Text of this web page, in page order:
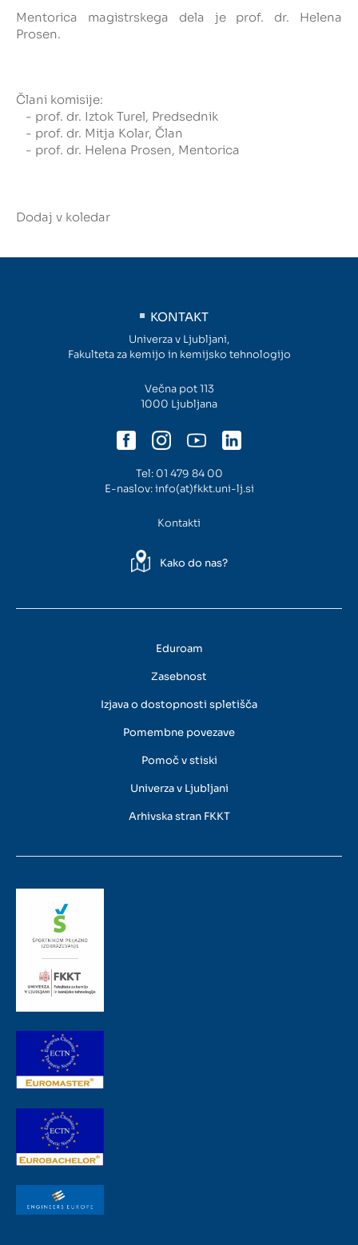
SL
Mentorica magistrskega dela je prof. dr. Helena
Prosen.
Člani komisije:
- prof. dr. Iztok Turel, Predsednik
- prof. dr. Mitja Kolar, Član
- prof. dr. Helena Prosen, Mentorica
Dodaj v koledar
KONTAKT
Univerza v Ljubljani,
Fakulteta za kemijo in kemijsko tehnologijo
Večna pot 113
1000 Ljubljana
Tel: 01 479 84 00
E-naslov:info(at)fkkt.uni-lj.si
Kontakti
Kako do nas?
Eduroam
Zasebnost
Izjava o dostopnosti spletišča
Pomembne povezave
Pomoč v stiski
Univerza v Ljubljani
Arhivska stran FKKT